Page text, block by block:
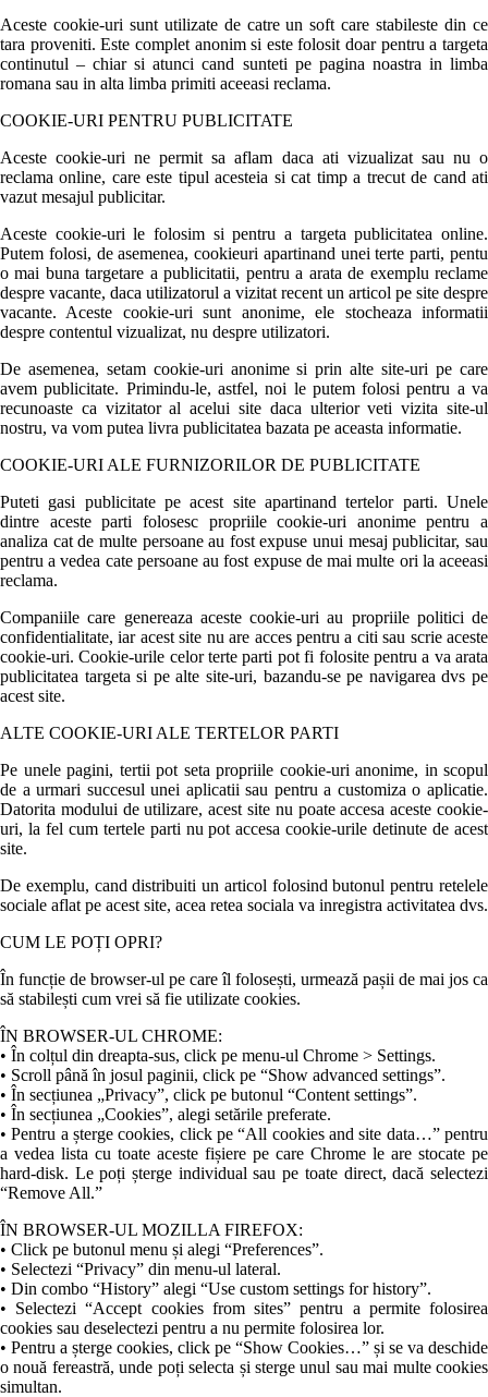
Aceste cookie-uri sunt utilizate de catre un soft care stabileste din ce
tara proveniti. Este complet anonim si este folosit doar pentru a targeta
continutul – chiar si atunci cand sunteti pe pagina noastra in limba
romana sau in alta limba primiti aceeasi reclama.
COOKIE-URI PENTRU PUBLICITATE
Aceste cookie-uri ne permit sa aflam daca ati vizualizat sau nu o
reclama online, care este tipul acesteia si cat timp a trecut de cand ati
vazut mesajul publicitar.
Aceste cookie-uri le folosim si pentru a targeta publicitatea online.
Putem folosi, de asemenea, cookieuri apartinand unei terte parti, pentu
o mai buna targetare a publicitatii, pentru a arata de exemplu reclame
despre vacante, daca utilizatorul a vizitat recent un articol pe site despre
vacante. Aceste cookie-uri sunt anonime, ele stocheaza informatii
despre contentul vizualizat, nu despre utilizatori.
De asemenea, setam cookie-uri anonime si prin alte site-uri pe care
avem publicitate. Primindu-le, astfel, noi le putem folosi pentru a va
recunoaste ca vizitator al acelui site daca ulterior veti vizita site-ul
nostru, va vom putea livra publicitatea bazata pe aceasta informatie.
COOKIE-URI ALE FURNIZORILOR DE PUBLICITATE
Puteti gasi publicitate pe acest site apartinand tertelor parti. Unele
dintre aceste parti folosesc propriile cookie-uri anonime pentru a
analiza cat de multe persoane au fost expuse unui mesaj publicitar, sau
pentru a vedea cate persoane au fost expuse de mai multe ori la aceeasi
reclama.
Companiile care genereaza aceste cookie-uri au propriile politici de
confidentialitate, iar acest site nu are acces pentru a citi sau scrie aceste
cookie-uri. Cookie-urile celor terte parti pot fi folosite pentru a va arata
publicitatea targeta si pe alte site-uri, bazandu-se pe navigarea dvs pe
acest site.
ALTE COOKIE-URI ALE TERTELOR PARTI
Pe unele pagini, tertii pot seta propriile cookie-uri anonime, in scopul
de a urmari succesul unei aplicatii sau pentru a customiza o aplicatie.
Datorita modului de utilizare, acest site nu poate accesa aceste cookie-
uri, la fel cum tertele parti nu pot accesa cookie-urile detinute de acest
site.
De exemplu, cand distribuiti un articol folosind butonul pentru retelele
sociale aflat pe acest site, acea retea sociala va inregistra activitatea dvs.
CUM LE POȚI OPRI?
În funcție de browser-ul pe care îl folosești, urmează pașii de mai jos ca
să stabilești cum vrei să fie utilizate cookies.
ÎN BROWSER-UL CHROME:
• În colțul din dreapta-sus, click pe menu-ul Chrome > Settings.
• Scroll până în josul paginii, click pe “Show advanced settings”.
• În secțiunea „Privacy”, click pe butonul “Content settings”.
• În secțiunea „Cookies”, alegi setările preferate.
• Pentru a șterge cookies, click pe “All cookies and site data…” pentru
a vedea lista cu toate aceste fișiere pe care Chrome le are stocate pe
hard-disk. Le poți șterge individual sau pe toate direct, dacă selectezi
“Remove All.”
ÎN BROWSER-UL MOZILLA FIREFOX:
• Click pe butonul menu și alegi “Preferences”.
• Selectezi “Privacy” din menu-ul lateral.
• Din combo “History” alegi “Use custom settings for history”.
• Selectezi “Accept cookies from sites” pentru a permite folosirea
cookies sau deselectezi pentru a nu permite folosirea lor.
• Pentru a șterge cookies, click pe “Show Cookies…” și se va deschide
o nouă fereastră, unde poți selecta și sterge unul sau mai multe cookies
simultan.